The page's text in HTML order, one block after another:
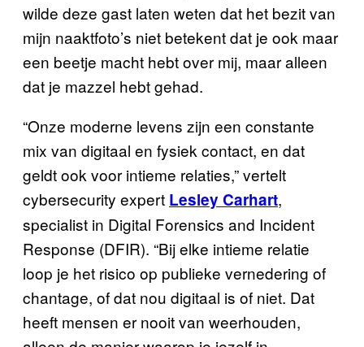
wilde deze gast laten weten dat het bezit van
mijn naaktfoto’s niet betekent dat je ook maar
een beetje macht hebt over mij, maar alleen
dat je mazzel hebt gehad.
“Onze moderne levens zijn een constante
mix van digitaal en fysiek contact, en dat
geldt ook voor intieme relaties,” vertelt
cybersecurity expert Lesley Carhart,
specialist in Digital Forensics and Incident
Response (DFIR). “Bij elke intieme relatie
loop je het risico op publieke vernedering of
chantage, of dat nou digitaal is of niet. Dat
heeft mensen er nooit van weerhouden,